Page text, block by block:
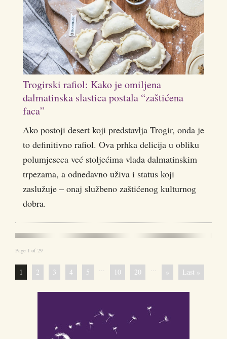
Trogirski rafiol: Kako je omiljena
dalmatinska slastica postala “zaštićena
faca”
Ako postoji desert koji predstavlja Trogir, onda je
to definitivno rafiol. Ova prhka delicija u obliku
polumjeseca već stoljećima vlada dalmatinskim
trpezama, a odnedavno uživa i status koji
zaslužuje – onaj službeno zaštićenog kulturnog
dobra.
Page 1 of 29
1 2 3 4 5 ... 10 20 ... » Last »